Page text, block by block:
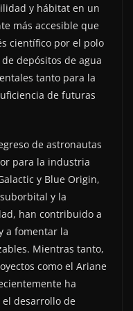
y hábitat en un
más accesible que
científico por el polo
depósitos de agua
tanto para la
de futuras
de astronautas
para la industria
y Blue Origin,
y la
han contribuido a
a fomentar la
Mientras tanto,
como el Ariane
ha
el desarrollo de